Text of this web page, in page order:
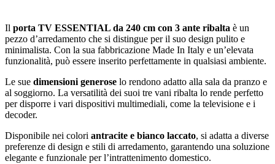
Il porta TV ESSENTIAL da 240 cm con 3 ante ribalta è un
pezzo d’arredamento che si distingue per il suo design pulito e
minimalista. Con la sua fabbricazione Made In Italy e un’elevata
funzionalità, può essere inserito perfettamente in qualsiasi ambiente.
Le sue dimensioni generose lo rendono adatto alla sala da pranzo e
al soggiorno. La versatilità dei suoi tre vani ribalta lo rende perfetto
per disporre i vari dispositivi multimediali, come la televisione e i
decoder.
Disponibile nei colori antracite e bianco laccato, si adatta a diverse
preferenze di design e stili di arredamento, garantendo una soluzione
elegante e funzionale per l’intrattenimento domestico.